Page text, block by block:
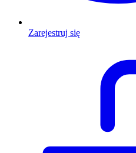
Zarejestruj się